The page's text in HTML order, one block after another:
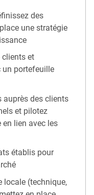
des
une stratégie
clients et
un portefeuille
auprès des clients
et pilotez
en lien avec les
établis pour
locale (technique,